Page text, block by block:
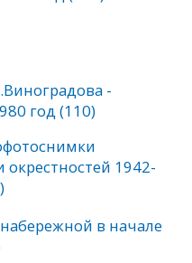
-
год (110)
окрестностей 1942-
в начале